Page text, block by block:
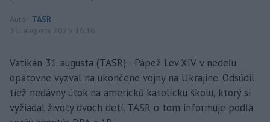
Autor TASR
31. augusta 2025 16:16
Vatikán 31. augusta (TASR) - Pápež Lev XIV. v nedeľu
opätovne vyzval na ukončene vojny na Ukrajine. Odsúdil
tiež nedávny útok na americkú katolícku školu, ktorý si
vyžiadal životy dvoch detí. TASR o tom informuje podľa